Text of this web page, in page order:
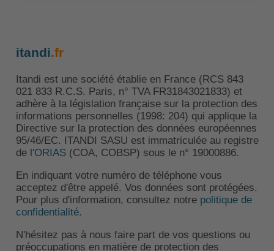
itandi.fr
Itandi est une société établie en France (RCS 843
021 833 R.C.S. Paris, n° TVA FR31843021833) et
adhère à la législation française sur la protection des
informations personnelles (1998: 204) qui applique la
Directive sur la protection des données européennes
95/46/EC. ITANDI SASU est immatriculée au registre
de l'ORIAS(COA, COBSP) sous le n° 19000886.
En indiquant votre numéro de téléphone vous
acceptez d'être appelé. Vos données sont protégées.
Pour plus d'information, consultez notre politique de
confidentialité.
N'hésitez pas à nous faire part de vos questions ou
préoccupations en matière de protection des